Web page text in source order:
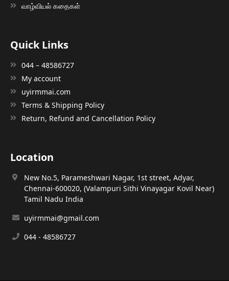
வாழ்வியல் கதைகள்
Quick Links
044 – 48586727
My account
uyirmmai.com
Terms & Shipping Policy
Return, Refund and Cancellation Policy
Location
New No.5, Parameshwari Nagar, 1st street, Adyar,
Chennai-600020, (Valampuri Sithi Vinayagar Kovil Near)
Tamil Nadu India
uyirmmai@gmail.com
044 - 48586727